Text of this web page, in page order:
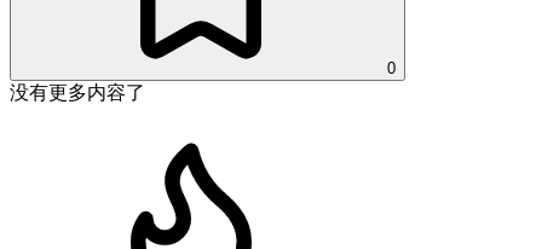
0
没有更多内容了